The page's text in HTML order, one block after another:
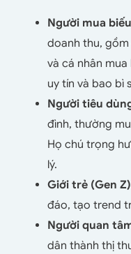
Người mua
doanh thu,
và cá nhân
uy tín và bao bì
Người tiêu
đình, thường
Họ chú trọng
lý.
Giới trẻ (Gen Z)
đáo, tạo trend
Người quan
dân thành thị